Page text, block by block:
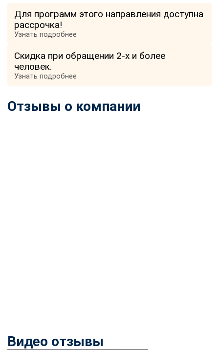
Для программ этого направления доступна
рассрочка!
Узнать подробнее
Скидка при обращении 2-х и более
человек.
Узнать подробнее
Отзывы о компании
Видео отзывы